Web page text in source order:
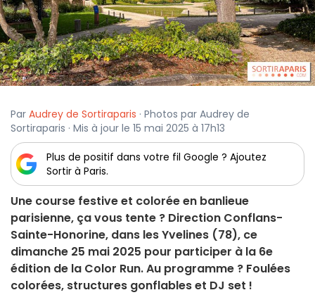
Par Audrey de Sortiraparis · Photos par Audrey de
Sortiraparis · Mis à jour le 15 mai 2025 à 17h13
Plus de positif dans votre fil Google ? Ajoutez
Sortir à Paris.
Une course festive et colorée en banlieue
parisienne, ça vous tente ? Direction Conflans-
Sainte-Honorine, dans les Yvelines (78), ce
dimanche 25 mai 2025 pour participer à la 6e
édition de la Color Run. Au programme ? Foulées
colorées, structures gonflables et DJ set !